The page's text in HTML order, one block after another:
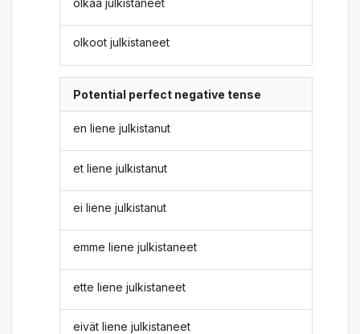
olkaa julkistaneet
olkoot julkistaneet
Potential perfect negative tense
en liene julkistanut
et liene julkistanut
ei liene julkistanut
emme liene julkistaneet
ette liene julkistaneet
eivät liene julkistaneet